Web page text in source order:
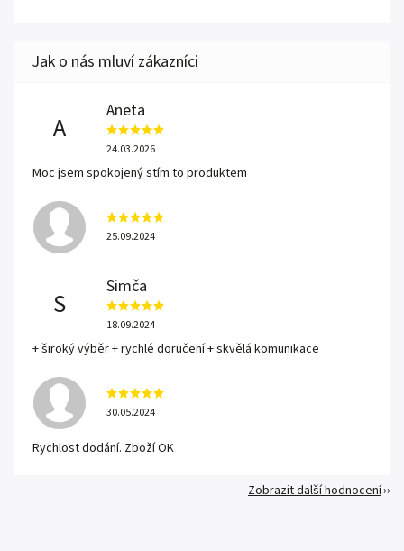
A
Aneta
24.03.2026
Moc jsem spokojený stím to produktem
25.09.2024
S
Simča
18.09.2024
+ široký výběr + rychlé doručení + skvělá komunikace
30.05.2024
Rychlost dodání. Zboží OK
Zobrazit další hodnocení